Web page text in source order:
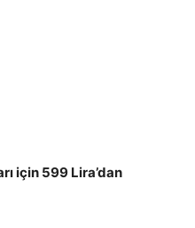
için 599 Lira’dan